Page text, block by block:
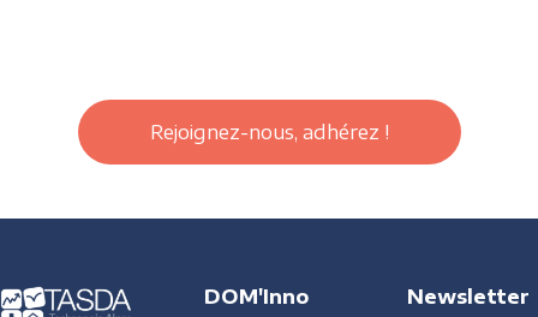
Rejoignez-nous, adhérez !
DOM'Inno Newsletter